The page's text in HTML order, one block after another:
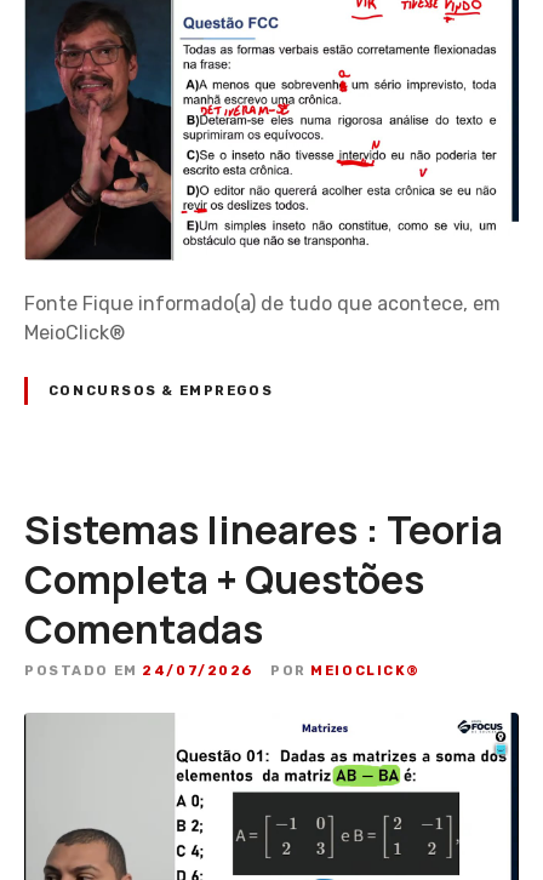
Fonte Fique informado(a) de tudo que acontece, em
MeioClick®
CONCURSOS & EMPREGOS
Sistemas lineares : Teoria
Completa + Questões
Comentadas
POSTADO EM 24/07/2026 POR MEIOCLICK®